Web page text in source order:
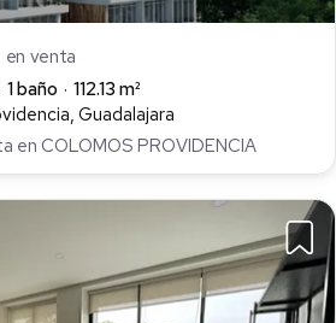
en venta
1 baño
112.13 m²
Guadalajara
en COLOMOS PROVIDENCIA